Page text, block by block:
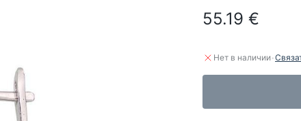
55.19 €
Нет в наличии·